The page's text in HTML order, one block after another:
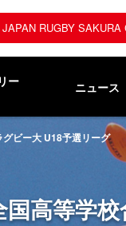
JAPAN RUGBY SAKURA
ー
ニュース
ビー大 U18予選リーグ
高等学